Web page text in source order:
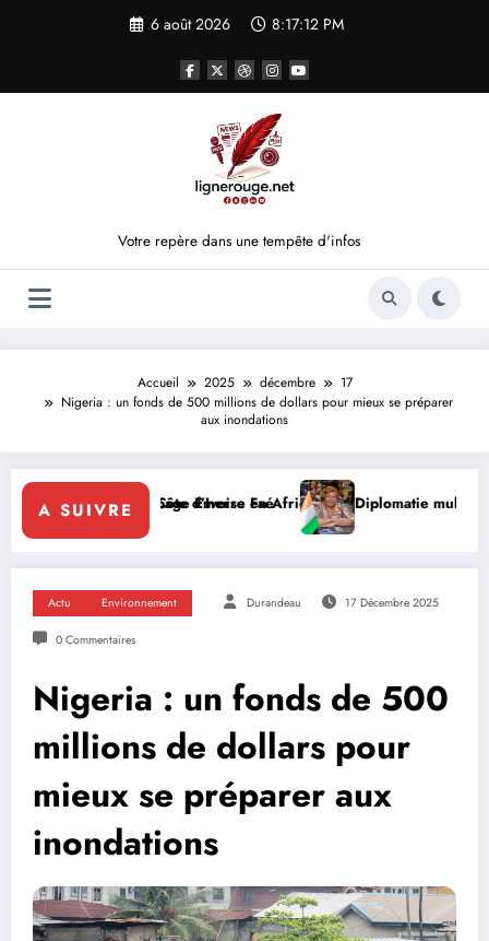
6 août 2026 8:17:12 PM
Votre repère dans une tempête d'infos
Accueil 2025 décembre
17
Nigeria : un fonds de 500 millions de dollars pour mieux se préparer
aux inondations
A SUIVRE
Côte d’Ivoire en Afrique
page Emerse Faé Diplomatie multilatérale : à Addis-
Actu Environnement Durandeau 17 Décembre 2025
0 Commentaires
Nigeria : un fonds de 500
millions de dollars pour
mieux se préparer aux
inondations